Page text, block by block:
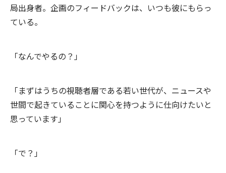
局出身者。企画のフィードバックは、いつも彼にもらっ
ている。
「なんでやるの？」
「まずはうちの視聴者層である若い世代が、ニュースや
世間で起きていることに関心を持つように仕向けたいと
思っています」
「で？」